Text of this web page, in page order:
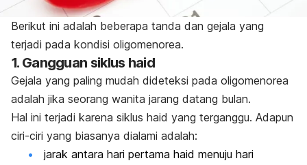
Berikut ini adalah beberapa tanda dan gejala yang
terjadi pada kondisi oligomenorea.
1. Gangguan siklus haid
Gejala yang paling mudah dideteksi pada oligomenorea
adalah jika seorang wanita jarang datang bulan.
Hal ini terjadi karena siklus haid yang terganggu. Adapun
ciri-ciri yang biasanya dialami adalah:
jarak antara hari pertama haid menuju hari